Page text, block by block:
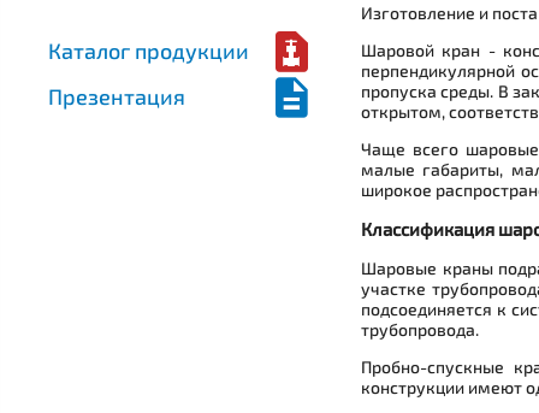
Изготовление и
Шаровой кран -
перпендикулярной
пропуска среды. В
открытом,
Чаще всего
малые габариты,
широкое
Классификация
Шаровые краны
участке
подсоединяется к
трубопровода.
Пробно-спускные
конструкции имеют
Каталог продукции
Презентация